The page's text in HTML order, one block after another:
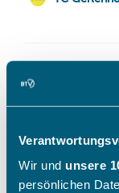
Wir und unsere
persönlichen